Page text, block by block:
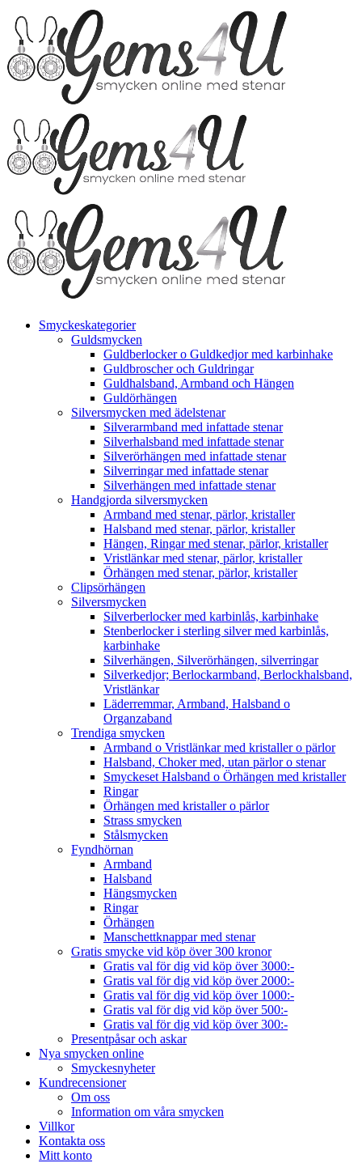
till
innehållet
Smyckeskategorier
Guldsmycken
Guldberlocker o Guldkedjor med karbinhake
Guldbroscher och Guldringar
Guldhalsband, Armband och Hängen
Guldörhängen
Silversmycken med ädelstenar
Silverarmband med infattade stenar
Silverhalsband med infattade stenar
Silverörhängen med infattade stenar
Silverringar med infattade stenar
Silverhängen med infattade stenar
Handgjorda silversmycken
Armband med stenar, pärlor, kristaller
Halsband med stenar, pärlor, kristaller
Hängen, Ringar med stenar, pärlor, kristaller
Vristlänkar med stenar, pärlor, kristaller
Örhängen med stenar, pärlor, kristaller
Clipsörhängen
Silversmycken
Silverberlocker med karbinlås, karbinhake
Stenberlocker i sterling silver med karbinlås,
karbinhake
Silverhängen, Silverörhängen, silverringar
Silverkedjor; Berlockarmband, Berlockhalsband,
Vristlänkar
Läderremmar, Armband, Halsband o
Organzaband
Trendiga smycken
Armband o Vristlänkar med kristaller o pärlor
Halsband, Choker med, utan pärlor o stenar
Smyckeset Halsband o Örhängen med kristaller
Ringar
Örhängen med kristaller o pärlor
Strass smycken
Stålsmycken
Fyndhörnan
Armband
Halsband
Hängsmycken
Ringar
Örhängen
Manschettknappar med stenar
Gratis smycke vid köp över 300 kronor
Gratis val för dig vid köp över 3000:-
Gratis val för dig vid köp över 2000:-
Gratis val för dig vid köp över 1000:-
Gratis val för dig vid köp över 500:-
Gratis val för dig vid köp över 300:-
Presentpåsar och askar
Nya smycken online
Smyckesnyheter
Kundrecensioner
Om oss
Information om våra smycken
Villkor
Kontakta oss
Mitt konto